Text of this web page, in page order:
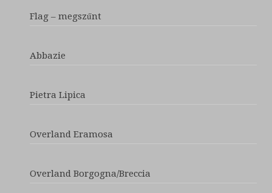
Flag – megszűnt
Abbazie
Pietra Lipica
Overland Eramosa
Overland Borgogna/Breccia